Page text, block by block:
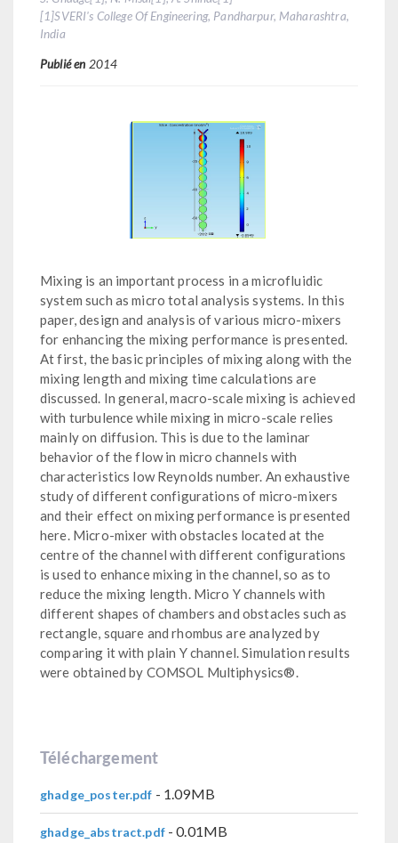
[1]SVERI's College Of Engineering, Pandharpur, Maharashtra,
India
Publié en 2014
Mixing is an important process in a microfluidic
system such as micro total analysis systems. In this
paper, design and analysis of various micro-mixers
for enhancing the mixing performance is presented.
At first, the basic principles of mixing along with the
mixing length and mixing time calculations are
discussed. In general, macro-scale mixing is achieved
with turbulence while mixing in micro-scale relies
mainly on diffusion. This is due to the laminar
behavior of the flow in micro channels with
characteristics low Reynolds number. An exhaustive
study of different configurations of micro-mixers
and their effect on mixing performance is presented
here. Micro-mixer with obstacles located at the
centre of the channel with different configurations
is used to enhance mixing in the channel, so as to
reduce the mixing length. Micro Y channels with
different shapes of chambers and obstacles such as
rectangle, square and rhombus are analyzed by
comparing it with plain Y channel. Simulation results
were obtained by COMSOL Multiphysics®.
Téléchargement
ghadge_poster.pdf - 1.09MB
ghadge_abstract.pdf- 0.01MB